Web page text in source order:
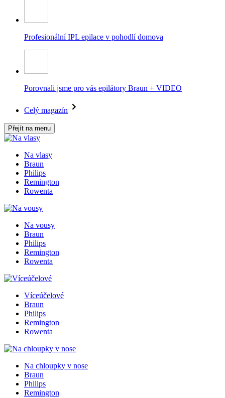
Profesionální IPL epilace v pohodlí domova
Porovnali jsme pro vás epilátory Braun + VIDEO
Celý magazín
Přejít na menu
Na vlasy
Braun
Philips
Remington
Rowenta
Na vousy
Braun
Philips
Remington
Rowenta
Víceúčelové
Braun
Philips
Remington
Rowenta
Na chloupky v nose
Braun
Philips
Remington